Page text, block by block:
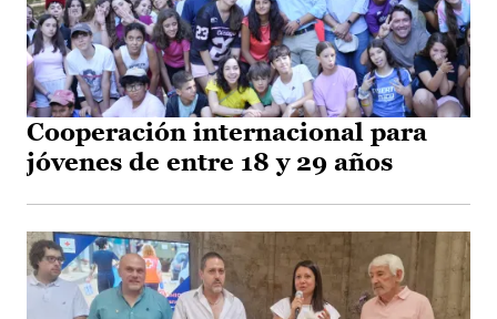
Cooperación internacional para
jóvenes de entre 18 y 29 años